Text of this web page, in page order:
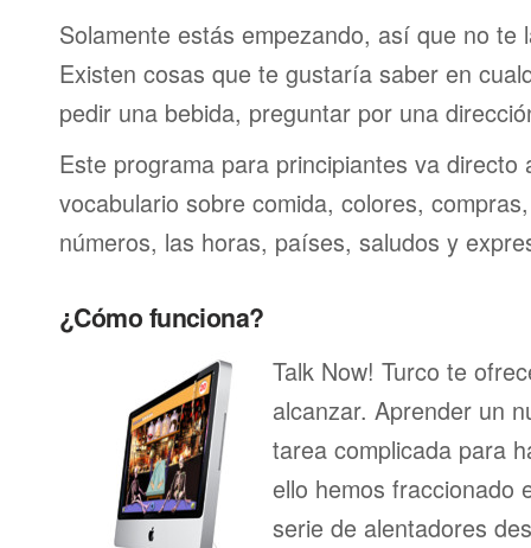
Solamente estás empezando, así que no te
Existen cosas que te gustaría saber en
pedir una bebida, preguntar por una
Este programa para principiantes va directo
vocabulario sobre comida, colores,
números, las horas, países, saludos y
¿Cómo funciona?
Talk Now! Turco te
alcanzar. Aprender un
tarea complicada para
ello hemos fraccionado
serie de alentadores